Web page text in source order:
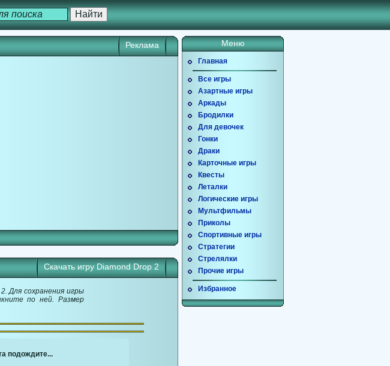
Реклама
Скачать игру Diamond Drop 2
Для сохранения игры
по ней. Размер
подождите...
Меню
Главная
Все игры
Азартные игры
Аркады
Бродилки
Для девочек
Гонки
Драки
Карточные игры
Квесты
Леталки
Логические игры
Мультфильмы
Приколы
Спортивные игры
Стратегии
Стрелялки
Прочие игры
Избранное